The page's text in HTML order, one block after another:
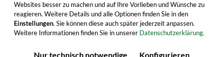
Websites besser zu machen und auf Ihre Vorlieben und Wünsche zu
reagieren. Weitere Details und alle Optionen finden Sie in den
Einstellungen. Sie können diese auch später jederzeit anpassen.
Weitere Informationen finden Sie in unserer Datenschutzerklärung.
Nur technisch notwendige Konfigurieren